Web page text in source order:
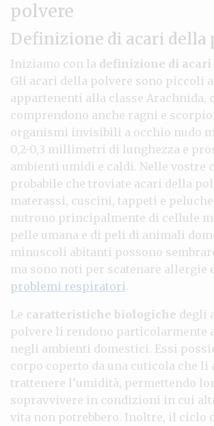
polvere
Definizione di acari della
Iniziamo con la definizione di
Gli acari della polvere sono piccoli
appartenenti alla classe Arachnida,
comprendono anche ragni e
organismi invisibili a occhio nudo
0,2-0,3 millimetri di lunghezza e
ambienti umidi e caldi. Nelle vostre
probabile che troviate acari della
materassi, cuscini, tappeti e
nutrono principalmente di cellule
pelle umana e di peli di animali
minuscoli abitanti possono
ma sono noti per scatenare allergie
problemi respiratori.
Le caratteristiche biologiche degli
polvere li rendono particolarmente
negli ambienti domestici. Essi
corpo coperto da una cuticola che li
trattenere l’umidità, permettendo
sopravvivere in condizioni in cui
vita non potrebbero. Inoltre, il ciclo